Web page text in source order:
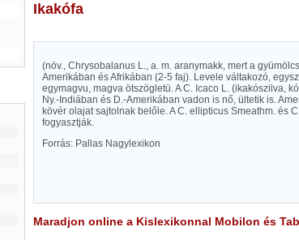
Ikakófa
(növ., Chrysobalanus L., a. m. aranymakk, mert a
Amerikában és Afrikában (2-5 faj). Levele váltakozó,
egymagvu, magva ötszögletü. A C. Icaco L. (ikakószilva,
Ny.-Indiában és D.-Amerikában vadon is nő, ültetik is.
kövér olajat sajtolnak belőle. A C. ellipticus Smeathm. és
fogyasztják.
Forrás: Pallas Nagylexikon
Maradjon online a Kislexikonnal Mobilon és